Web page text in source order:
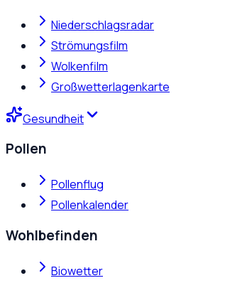
Niederschlagsradar
Strömungsfilm
Wolkenfilm
Großwetterlagenkarte
Gesundheit
Pollen
Pollenflug
Pollenkalender
Wohlbefinden
Biowetter